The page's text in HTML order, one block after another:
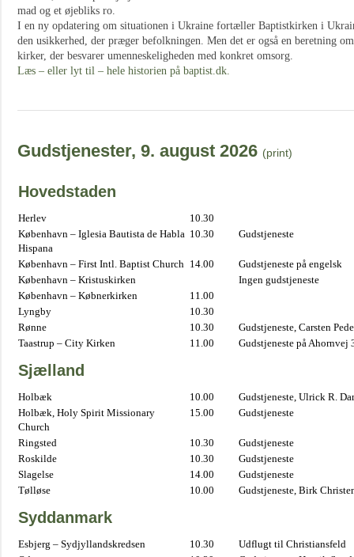
mad og et øjebliks ro.
I en ny opdatering om situationen i Ukraine fortæller Baptistkirken i
den usikkerhed, der præger befolkningen. Men det er også en beretning
kirker, der besvarer umenneskeligheden med konkret omsorg.
Læs – eller lyt til – hele historien på baptist.dk.
Gudstjenester, 9. august 2026 (print)
Hovedstaden
Herlev
10.30
København – Iglesia Bautista de Habla
Hispana
10.30 Gudstjeneste
København – First Intl. Baptist Church 14.00
Gudstjeneste på engelsk
København – Kristuskirken
Ingen gudstjeneste
København – Købnerkirken
11.00
Lyngby
10.30
Rønne
10.30
Gudstjeneste, Carsten
Taastrup – City Kirken
11.00 Gudstjeneste på Ahornvej
Sjælland
Holbæk 10.00
Gudstjeneste, Ulrick R.
Holbæk, Holy Spirit Missionary
Church
15.00 Gudstjeneste
Ringsted 10.30
Gudstjeneste
Roskilde
10.30
Gudstjeneste
Slagelse
14.00
Gudstjeneste
Tølløse
10.00 Gudstjeneste, Birk
Syddanmark
Esbjerg – Sydjyllandskredsen 10.30
Udflugt til Christiansfeld